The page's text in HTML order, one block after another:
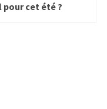
cet été ?